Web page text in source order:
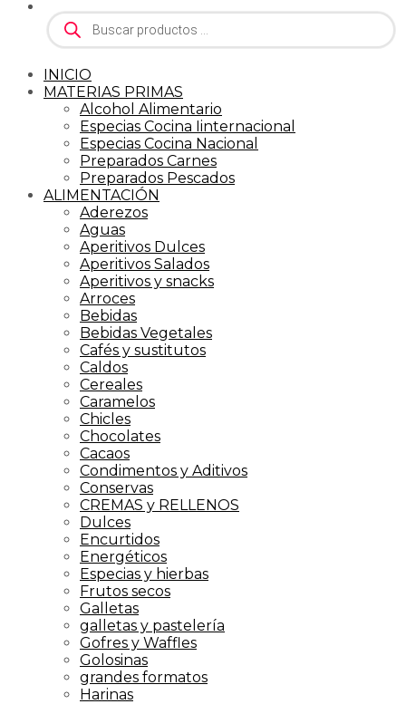
Búsqueda
de
productos
INICIO
MATERIAS PRIMAS
Alcohol Alimentario
Especias Cocina Iinternacional
Especias Cocina Nacional
Preparados Carnes
Preparados Pescados
ALIMENTACIÓN
Aderezos
Aguas
Aperitivos Dulces
Aperitivos Salados
Aperitivos y snacks
Arroces
Bebidas
Bebidas Vegetales
Cafés y sustitutos
Caldos
Cereales
Caramelos
Chicles
Chocolates
Cacaos
Condimentos y Aditivos
Conservas
CREMAS y RELLENOS
Dulces
Encurtidos
Energéticos
Especias y hierbas
Frutos secos
Galletas
galletas y pastelería
Gofres y Waffles
Golosinas
grandes formatos
Harinas